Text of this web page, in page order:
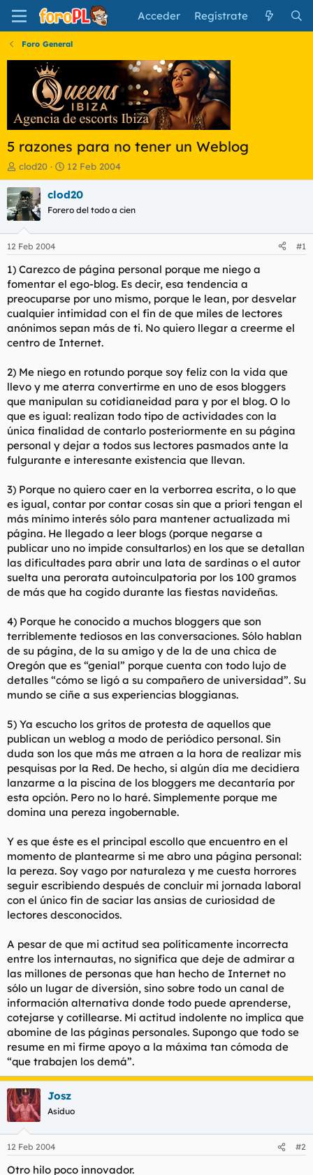
Acceder Regístrate
Foro General
5 razones para no tener un Weblog
I
n
i
c
i
a
d
o
r
e
l
t
e
m
clod20
F
e
c
a
i
n
i
o
12 Feb 2004
clod20
Forero del todo a cien
12 Feb 2004 #1
1) Carezco de página personal porque me niego a
fomentar el ego-blog. Es decir, esa tendencia a
preocuparse por uno mismo, porque le lean, por desvelar
cualquier intimidad con el fin de que miles de lectores
anónimos sepan más de ti. No quiero llegar a creerme el
centro de Internet.
2) Me niego en rotundo porque soy feliz con la vida que
llevo y me aterra convertirme en uno de esos bloggers
que manipulan su cotidianeidad para y por el blog. O lo
que es igual: realizan todo tipo de actividades con la
única finalidad de contarlo posteriormente en su página
personal y dejar a todos sus lectores pasmados ante la
fulgurante e interesante existencia que llevan.
3) Porque no quiero caer en la verborrea escrita, o lo que
es igual, contar por contar cosas sin que a priori tengan el
más mínimo interés sólo para mantener actualizada mi
página. He llegado a leer blogs (porque negarse a
publicar uno no impide consultarlos) en los que se detallan
las dificultades para abrir una lata de sardinas o el autor
suelta una perorata autoinculpatoria por los 100 gramos
de más que ha cogido durante las fiestas navideñas.
4) Porque he conocido a muchos bloggers que son
terriblemente tediosos en las conversaciones. Sólo hablan
de su página, de la su amigo y de la de una chica de
Oregón que es “genial” porque cuenta con todo lujo de
detalles “cómo se ligó a su compañero de universidad”. Su
mundo se ciñe a sus experiencias bloggianas.
5) Ya escucho los gritos de protesta de aquellos que
publican un weblog a modo de periódico personal. Sin
duda son los que más me atraen a la hora de realizar mis
pesquisas por la Red. De hecho, si algún día me decidiera
lanzarme a la piscina de los bloggers me decantaría por
esta opción. Pero no lo haré. Simplemente porque me
domina una pereza ingobernable.
Y es que éste es el principal escollo que encuentro en el
momento de plantearme si me abro una página personal:
la pereza. Soy vago por naturaleza y me cuesta horrores
seguir escribiendo después de concluir mi jornada laboral
con el único fin de saciar las ansias de curiosidad de
lectores desconocidos.
A pesar de que mi actitud sea políticamente incorrecta
entre los internautas, no significa que deje de admirar a
las millones de personas que han hecho de Internet no
sólo un lugar de diversión, sino sobre todo un canal de
información alternativa donde todo puede aprenderse,
cotejarse y cotillearse. Mi actitud indolente no implica que
abomine de las páginas personales. Supongo que todo se
resume en mi firme apoyo a la máxima tan cómoda de
“que trabajen los demá”.
Josz
Asiduo
12 Feb 2004 #2
Otro hilo poco innovador.